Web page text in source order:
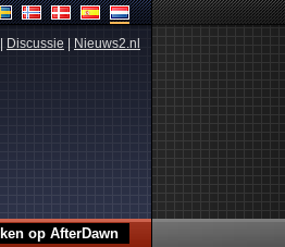
Discussie Nieuws2.nl